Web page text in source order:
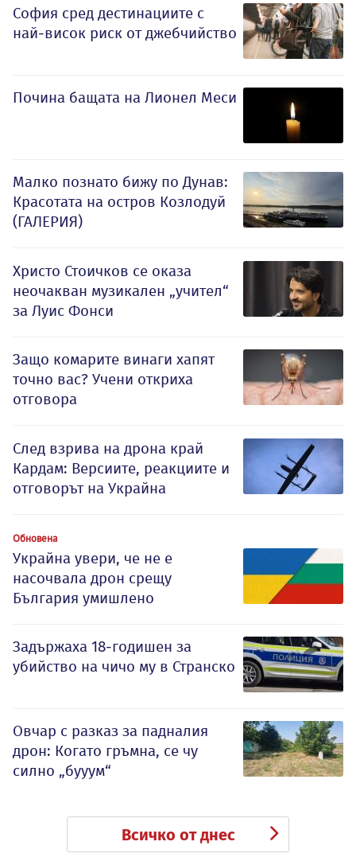
София сред дестинациите с
най-висок риск от джебчийство
Почина бащата на Лионел Меси
Малко познато бижу по Дунав:
Красотата на остров Козлодуй
(ГАЛЕРИЯ)
Христо Стоичков се оказа
неочакван музикален „учител“
за Луис Фонси
Защо комарите винаги хапят
точно вас? Учени откриха
отговора
След взрива на дрона край
Кардам: Версиите, реакциите и
отговорът на Украйна
Обновена
Украйна увери, че не е
насочвала дрон срещу
България умишлено
Задържаха 18-годишен за
убийство на чичо му в Странско
Овчар с разказ за падналия
дрон: Когато гръмна, се чу
силно „бууум“
Всичко от днес